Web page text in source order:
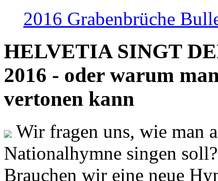
2016 Grabenbrüche
HELVETIA SINGT
2016 - oder warum
vertonen kann
Wir fragen uns, wie man
Nationalhymne singen
Brauchen wir eine neue